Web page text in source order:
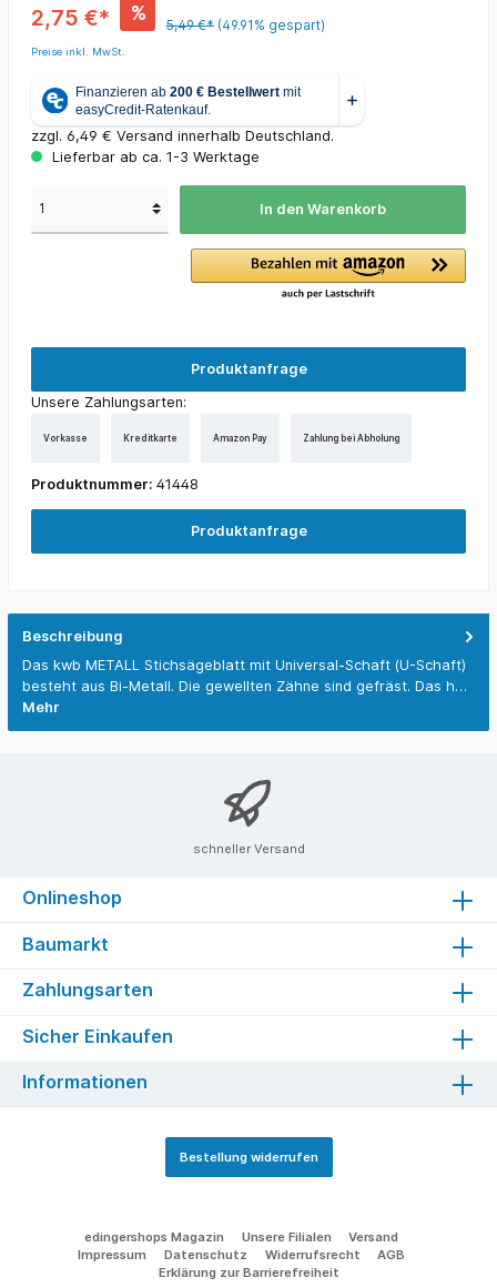
2,75 €* %
5,49 €* (49.91% gespart)
Preise inkl. MwSt.
zzgl. 6,49 € Versand innerhalb Deutschland.
Lieferbar ab ca. 1-3 Werktage
In den Warenkorb
Produktanfrage
Unsere Zahlungsarten:
Vorkasse Kreditkarte Amazon Pay Zahlung bei Abholung
Produktnummer: 41448
Produktanfrage
Beschreibung
Das kwb METALL Stichsägeblatt mit Universal-Schaft (U-Schaft)
besteht aus Bi-Metall. Die gewellten Zähne sind gefräst. Das h…
Mehr
schneller Versand
Onlineshop
Baumarkt
Zahlungsarten
Sicher Einkaufen
Informationen
Bestellung widerrufen
edingershops Magazin Unsere Filialen
Versand
Impressum
Datenschutz Widerrufsrecht
AGB
Erklärung zur Barrierefreiheit